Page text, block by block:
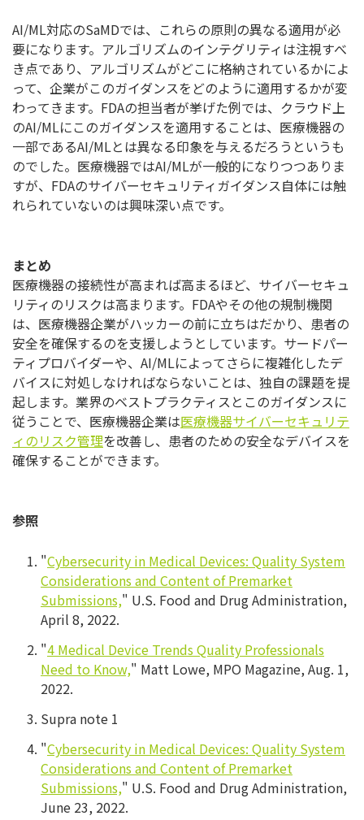
AI/ML対応のSaMDでは、これらの原則の異なる適用が必
要になります。アルゴリズムのインテグリティは注視すべ
き点であり、アルゴリズムがどこに格納されているかによ
って、企業がこのガイダンスをどのように適用するかが変
わってきます。FDAの担当者が挙げた例では、クラウド上
のAI/MLにこのガイダンスを適用することは、医療機器の
一部であるAI/MLとは異なる印象を与えるだろうというも
のでした。医療機器ではAI/MLが一般的になりつつありま
すが、FDAのサイバーセキュリティガイダンス自体には触
れられていないのは興味深い点です。
まとめ
医療機器の接続性が高まれば高まるほど、サイバーセキュ
リティのリスクは高まります。FDAやその他の規制機関
は、医療機器企業がハッカーの前に立ちはだかり、患者の
安全を確保するのを支援しようとしています。サードパー
ティプロバイダーや、AI/MLによってさらに複雑化したデ
バイスに対処しなければならないことは、独自の課題を提
起します。業界のベストプラクティスとこのガイダンスに
従うことで、医療機器企業は医療機器サイバーセキュリテ
ィのリスク管理を改善し、患者のための安全なデバイスを
確保することができます。
参照
"Cybersecurity in Medical Devices: Quality System
Considerations and Content of Premarket
Submissions," U.S. Food and Drug Administration,
April 8, 2022.
"4 Medical Device Trends Quality Professionals
Need to Know," Matt Lowe, MPO Magazine, Aug. 1,
2022.
Supra note 1
"Cybersecurity in Medical Devices: Quality System
Considerations and Content of Premarket
Submissions," U.S. Food and Drug Administration,
June 23, 2022.